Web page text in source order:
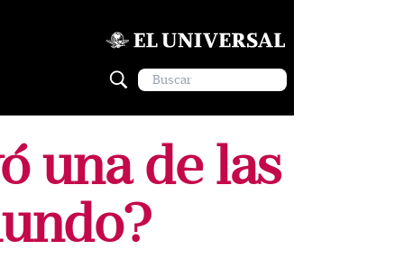
una de las